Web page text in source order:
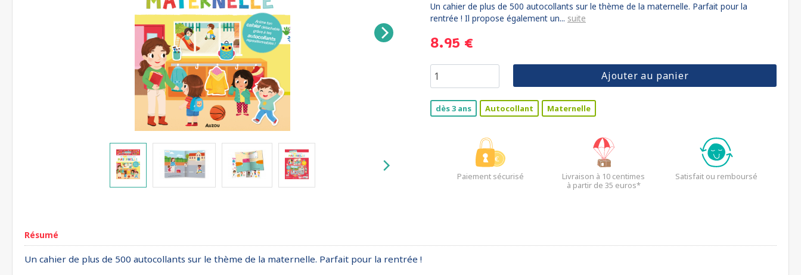
Un cahier de plus de 500 autocollants sur le thème de la maternelle. Parfait pour la
rentrée ! Il propose également un... suite
8.95 €
Ajouter au panier
dès 3 ans Autocollant Maternelle
Paiement sécurisé
Livraison à 10 centimes
à partir de 35 euros*
Satisfait ou remboursé
Résumé
Un cahier de plus de 500 autocollants sur le thème de la maternelle. Parfait pour la rentrée !